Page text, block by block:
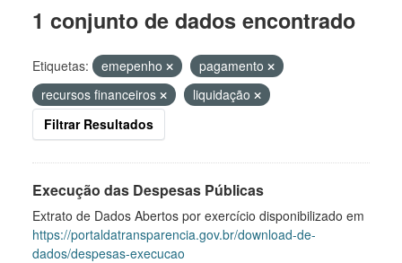
1 conjunto de dados encontrado
Etiquetas: emepenho
pagamento
recursos financeiros
liquidação
Filtrar Resultados
Execução das Despesas Públicas
Extrato de Dados Abertos por exercício disponibilizado em
https://portaldatransparencia.gov.br/download-de-
dados/despesas-execucao